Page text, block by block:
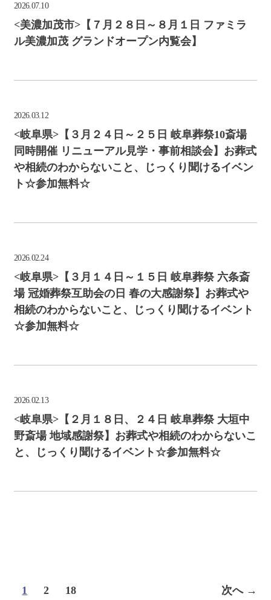
2026.07.10
<美濃加茂市>【７月２８日～８月１日 ファミラ
ル美濃加茂 グランドオープン内覧会】
2026.03.12
<岐阜県>【３月２４日～２５日 岐阜葬祭10斎場
同時開催 リニューアル見学・事前相談会】お葬式
や相続のわからないこと、じっくり聞けるイベン
ト☆参加無料☆
2026.02.24
<岐阜県>【３月１４日～１５日 岐阜葬祭 六条斎
場 冠婚葬祭互助会の日 春の大感謝祭】お葬式や
相続のわからないこと、じっくり聞けるイベント
☆参加無料☆
2026.02.13
<岐阜県>【２月１８日、２４日 岐阜葬祭 大垣中
野斎場 地域感謝祭】お葬式や相続のわからないこ
と、じっくり聞けるイベント☆参加無料☆
1 2 18 次へ →